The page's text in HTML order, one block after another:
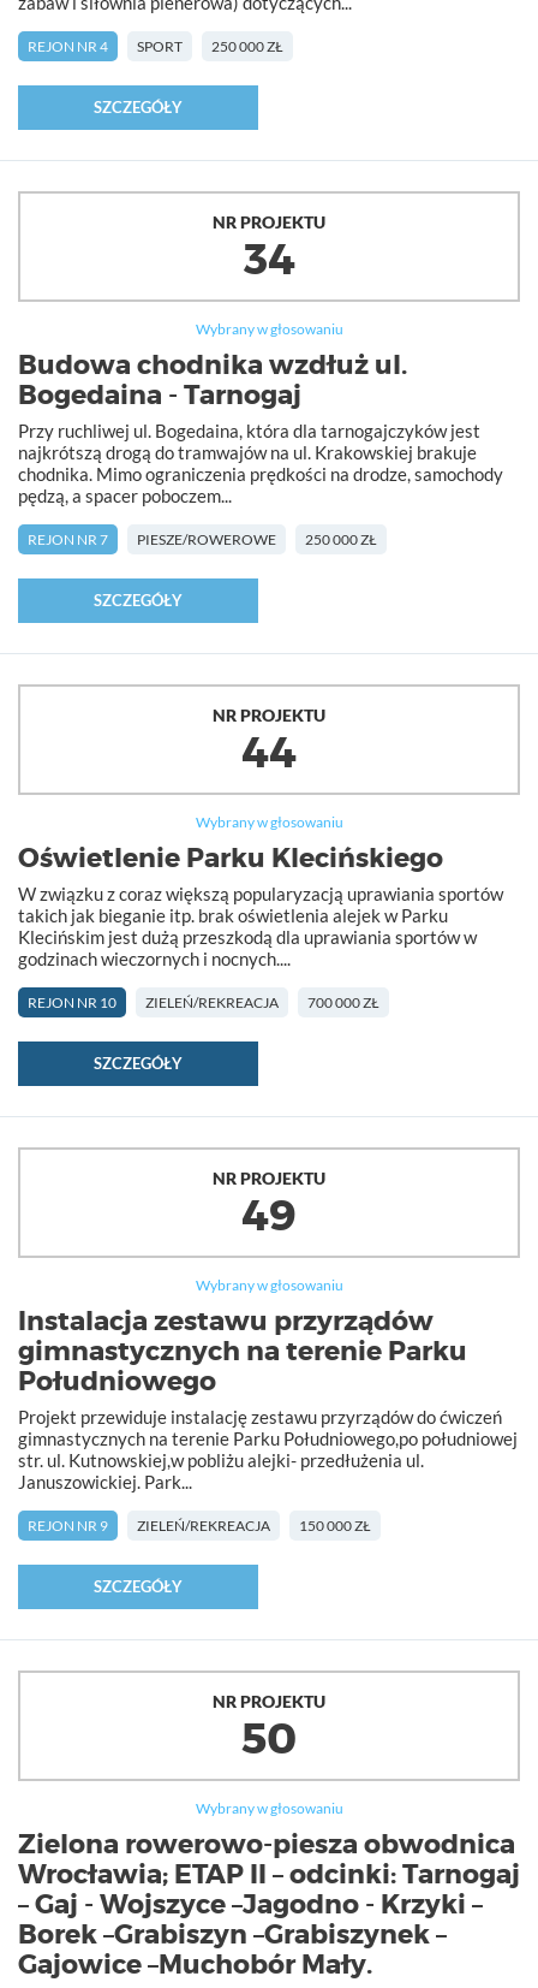
REJON NR 4 SPORT 250 000 ZŁ
SZCZEGÓŁY
NR PROJEKTU
34
Wybrany w głosowaniu
Budowa chodnika wzdłuż ul.
Bogedaina - Tarnogaj
Przy ruchliwej ul. Bogedaina, która dla tarnogajczyków jest
najkrótszą drogą do tramwajów na ul. Krakowskiej brakuje
chodnika. Mimo ograniczenia prędkości na drodze, samochody
pędzą, a spacer poboczem...
REJON NR 7 PIESZE/ROWEROWE 250 000 ZŁ
SZCZEGÓŁY
NR PROJEKTU
44
Wybrany w głosowaniu
Oświetlenie Parku Klecińskiego
W związku z coraz większą popularyzacją uprawiania sportów
takich jak bieganie itp. brak oświetlenia alejek w Parku
Klecińskim jest dużą przeszkodą dla uprawiania sportów w
godzinach wieczornych i nocnych....
REJON NR 10 ZIELEŃ/REKREACJA 700 000 ZŁ
SZCZEGÓŁY
NR PROJEKTU
49
Wybrany w głosowaniu
Instalacja zestawu przyrządów
gimnastycznych na terenie Parku
Południowego
Projekt przewiduje instalację zestawu przyrządów do ćwiczeń
gimnastycznych na terenie Parku Południowego,po południowej
str. ul. Kutnowskiej,w pobliżu alejki- przedłużenia ul.
Januszowickiej. Park...
REJON NR 9 ZIELEŃ/REKREACJA 150 000 ZŁ
SZCZEGÓŁY
NR PROJEKTU
50
Wybrany w głosowaniu
Zielona rowerowo-piesza obwodnica
Wrocławia; ETAP II – odcinki: Tarnogaj
– Gaj - Wojszyce –Jagodno - Krzyki –
Borek –Grabiszyn –Grabiszynek –
Gajowice –Muchobór Mały.